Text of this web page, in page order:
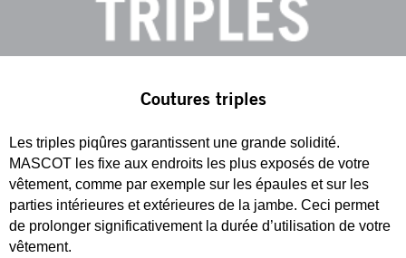
Coutures triples
Les triples piqûres garantissent une grande solidité.
MASCOT les fixe aux endroits les plus exposés de votre
vêtement, comme par exemple sur les épaules et sur les
parties intérieures et extérieures de la jambe. Ceci permet
de prolonger significativement la durée d’utilisation de votre
vêtement.